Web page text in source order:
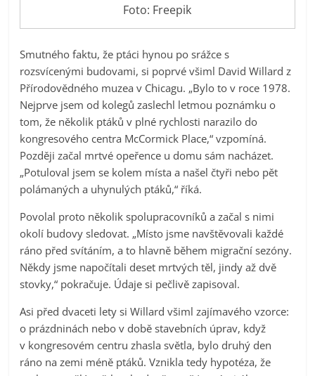
Foto: Freepik
Smutného faktu, že ptáci hynou po srážce s
rozsvícenými budovami, si poprvé všiml David Willard z
Přírodovědného muzea v Chicagu. „Bylo to v roce 1978.
Nejprve jsem od kolegů zaslechl letmou poznámku o
tom, že několik ptáků v plné rychlosti narazilo do
kongresového centra McCormick Place,“ vzpomíná.
Později začal mrtvé opeřence u domu sám nacházet.
„Potuloval jsem se kolem místa a našel čtyři nebo pět
polámaných a uhynulých ptáků,“ říká.
Povolal proto několik spolupracovníků a začal s nimi
okolí budovy sledovat. „Místo jsme navštěvovali každé
ráno před svítáním, a to hlavně během migrační sezóny.
Někdy jsme napočítali deset mrtvých těl, jindy až dvě
stovky,“ pokračuje. Údaje si pečlivě zapisoval.
Asi před dvaceti lety si Willard všiml zajímavého vzorce:
o prázdninách nebo v době stavebních úprav, když
v kongresovém centru zhasla světla, bylo druhý den
ráno na zemi méně ptáků. Vznikla tedy hypotéza, že